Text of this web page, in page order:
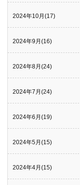
2024年10月(17)
2024年9月(16)
2024年8月(24)
2024年7月(24)
2024年6月(19)
2024年5月(15)
2024年4月(15)